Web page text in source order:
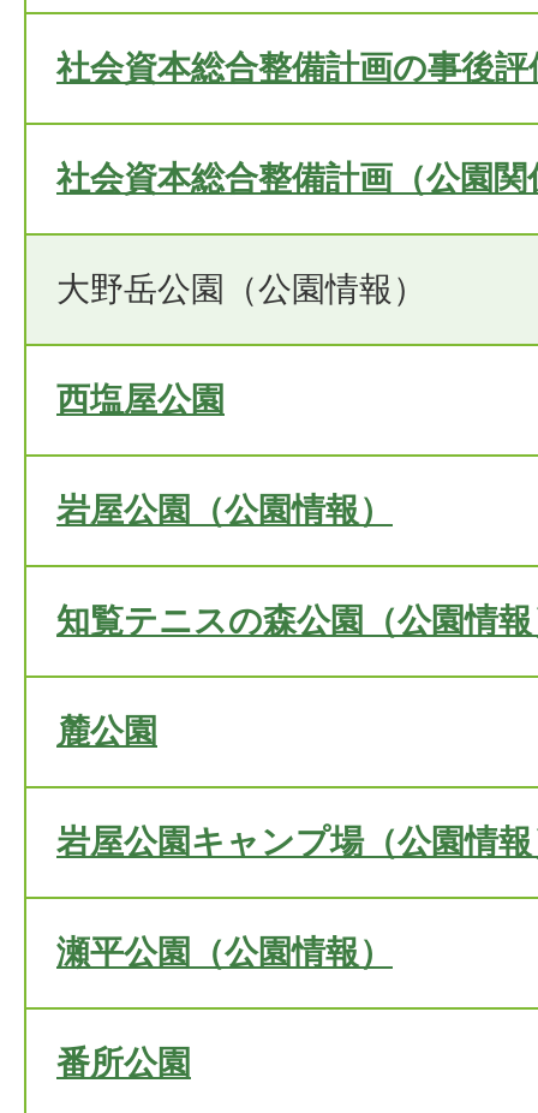
社会資本総合整備計画の事後
社会資本総合整備計画（公園
大野岳公園（公園情報）
西塩屋公園
岩屋公園（公園情報）
知覧テニスの森公園（公園情
麓公園
岩屋公園キャンプ場（公園情
瀬平公園（公園情報）
番所公園